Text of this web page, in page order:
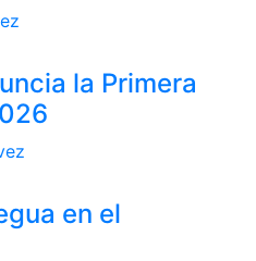
la Primera
en el